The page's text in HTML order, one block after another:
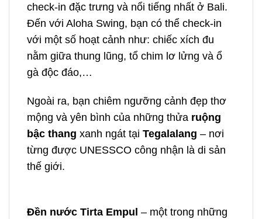
check-in đặc trưng và nổi tiếng nhất ở Bali.
Đến với Aloha Swing, bạn có thể check-in
với một số hoạt cảnh như: chiếc xích đu
nằm giữa thung lũng, tổ chim lơ lửng và ổ
gà độc đáo,…
Ngoài ra, bạn chiêm ngưỡng cảnh đẹp thơ
mộng và yên bình của những thửa ruộng
bậc thang xanh ngát tại Tegalalang – nơi
từng được UNESSCO công nhận là di sản
thế giới.
Đền nước Tirta Empul – một trong những